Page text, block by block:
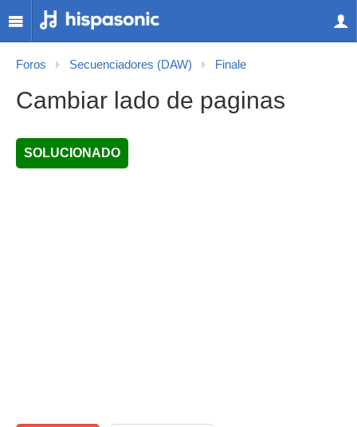
Foros Secuenciadores (DAW) Finale
Cambiar lado de paginas
SOLUCIONADO